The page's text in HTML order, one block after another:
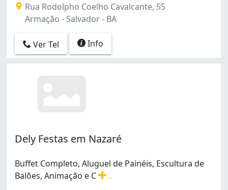
Rua Rodolpho Coelho Cavalcante, 55
Armação - Salvador - BA
Ver Tel Info
Dely Festas em Nazaré
Buffet Completo, Aluguel de Painéis, Escultura de
Balões, Animação e C